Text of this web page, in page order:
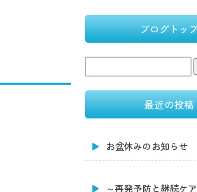
ブログトッ
最近の投稿
お盆休みのお知らせ
～再発予防と継続ケ